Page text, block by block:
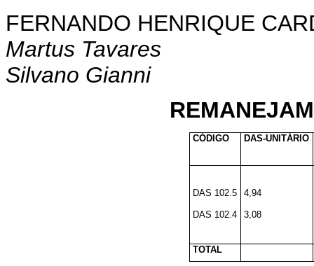
FERNANDO HENRIQUE
Martus Tavares
Silvano Gianni
CÓDIGO DAS-UNITÁRIO
DAS 102.5
DAS 102.4
4,94
3,08
TOTAL